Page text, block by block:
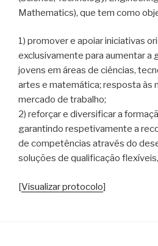
Mathematics), que tem como
1) promover e apoiar iniciativas
exclusivamente para aumentar a
jovens em áreas de ciências,
artes e matemática; resposta às
mercado de trabalho;
2) reforçar e diversificar a
garantindo respetivamente a
de competências através do
soluções de qualificação
[Visualizar protocolo]